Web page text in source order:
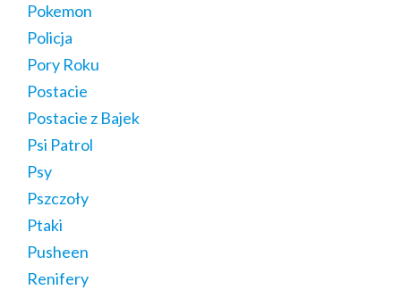
Pokemon
Policja
Pory Roku
Postacie
Postacie z Bajek
Psi Patrol
Psy
Pszczoły
Ptaki
Pusheen
Renifery